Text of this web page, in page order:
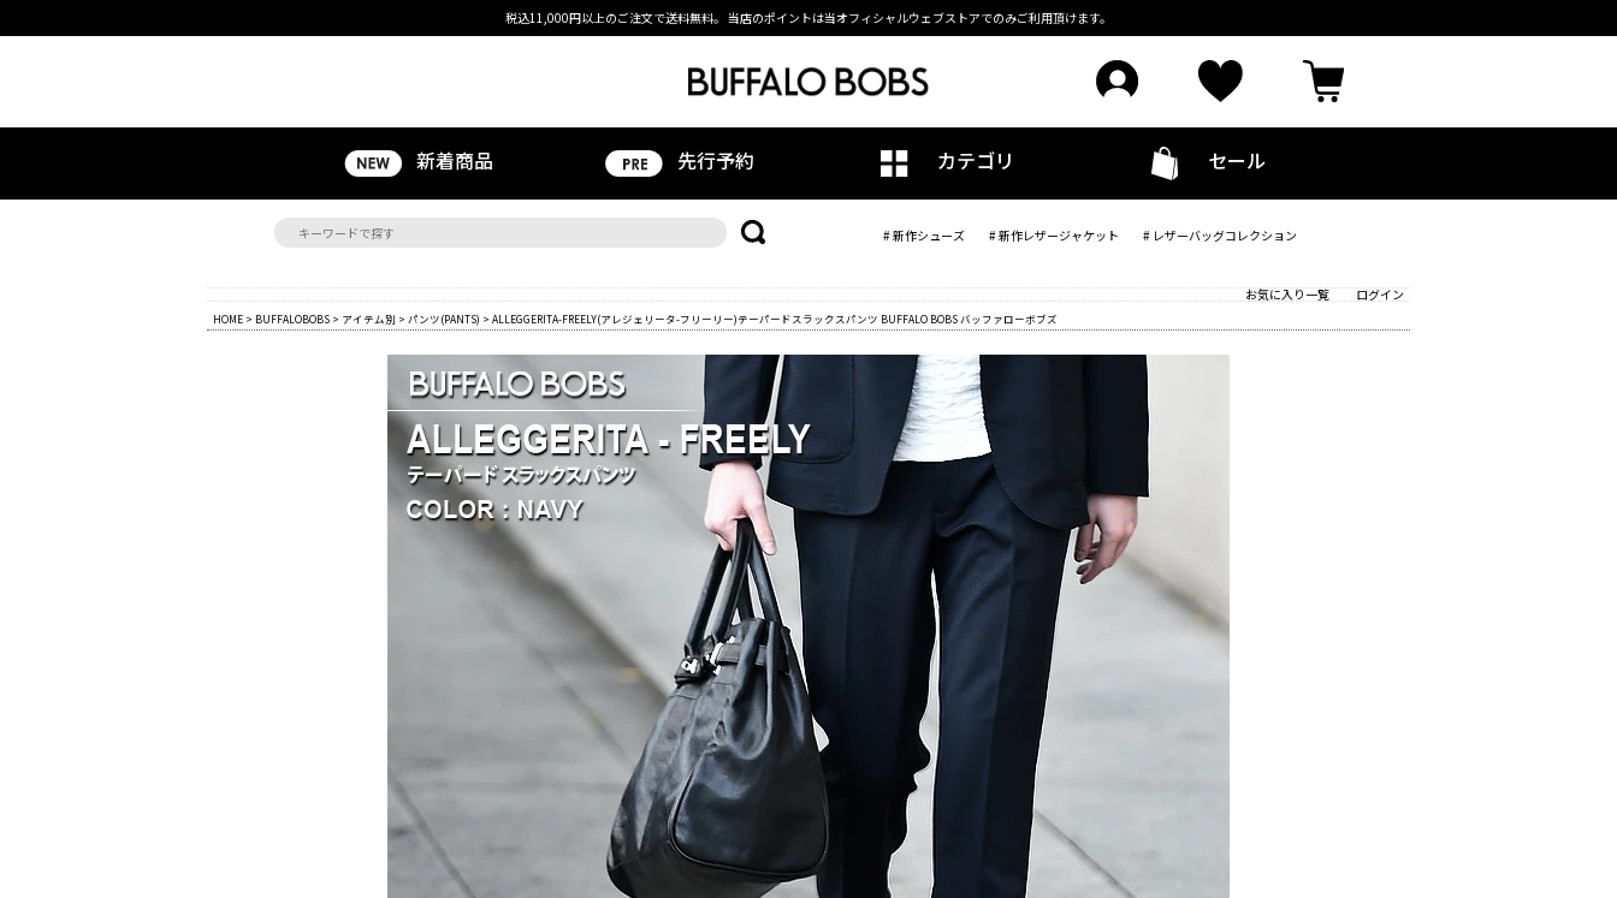
税込11,000円以上のご注文で送料無料。 当店のポイントは当オフィシャルウェブストアでのみご利用頂けます。
新着商品 先行予約 カテゴリ セール
# 新作シューズ # 新作レザージャケット # レザーバッグコレクション
お気に入り一覧 ログイン
HOME > BUFFALOBOBS > アイテム別 > パンツ(PANTS) > ALLEGGERITA-FREELY(アレジェリータ-フリーリー)テーパードスラックスパンツ BUFFALO BOBS バッファローボブズ